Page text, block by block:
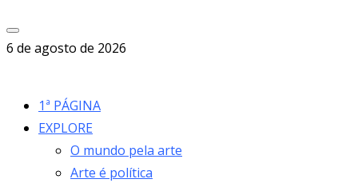
6 de agosto de 2026
1ª PÁGINA
EXPLORE
O mundo pela arte
Arte é política